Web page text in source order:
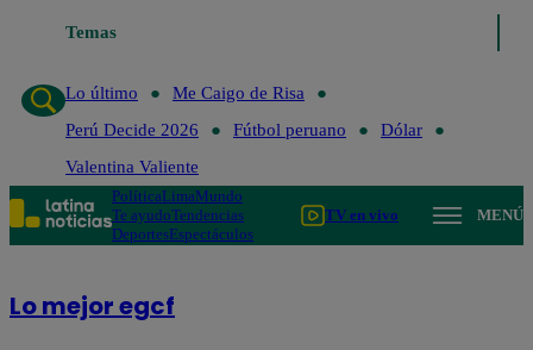
Temas
Lo último
Me Caigo de Risa
Perú Decide 2026
Fútbol peruano
Dólar
Valentina Valiente
PolíticaLimaMundo
Te ayudoTendencias
DeportesEspectáculos
TV en vivo MENÚ
Lo mejor egcf